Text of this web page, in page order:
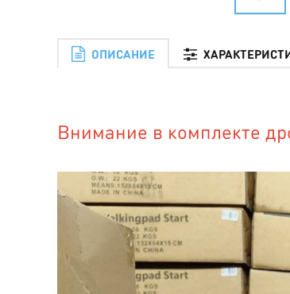
ОПИСАНИЕ
Внимание в комплекте